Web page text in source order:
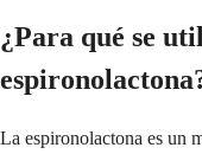
¿Para qué se
La espironolactona es un